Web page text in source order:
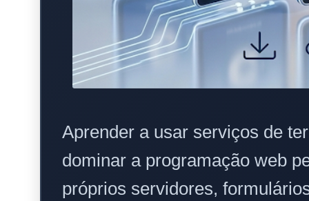
Aprender a usar serviços de
dominar a programação web
próprios servidores,